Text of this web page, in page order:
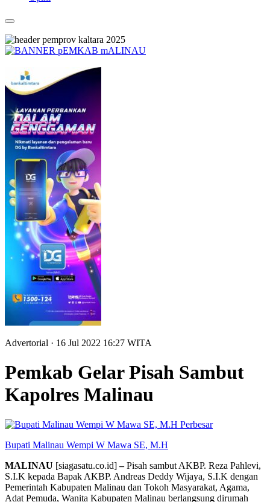
Advertorial · 16 Jul 2022 16:27 WITA
Pemkab Gelar Pisah Sambut
Kapolres Malinau
Perbesar
Bupati Malinau Wempi W Mawa SE, M.H
MALINAU [siagasatu.co.id]–Pisah sambut AKBP. Reza Pahlevi,
S.I.K kepada Bapak AKBP. Andreas Deddy Wijaya, S.I.K dengan
Pemerintah Kabupaten Malinau dan Tokoh Masyarakat, Agama,
Adat Pemuda, Wanita Kabupaten Malinau berlangsung dirumah